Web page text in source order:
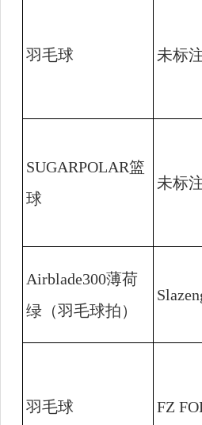
羽毛球 未标
SUGARPOLAR篮
球
未标
Airblade300薄荷
绿（羽毛球拍）
羽毛球 FZ